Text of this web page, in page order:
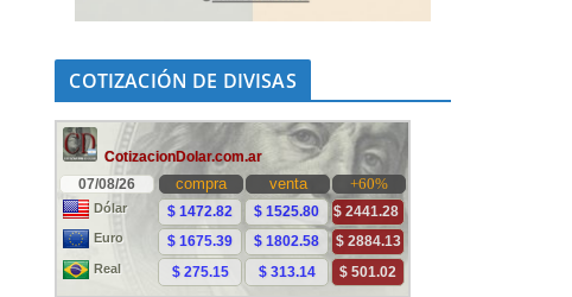
COTIZACIÓN DE DIVISAS